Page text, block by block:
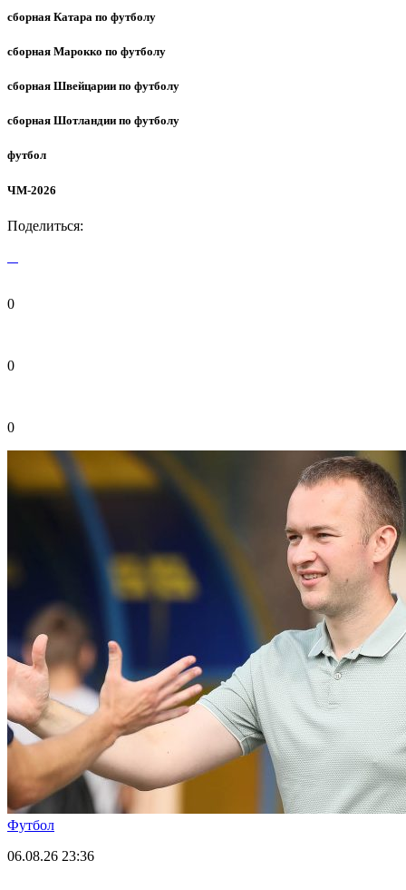
сборная Катара по футболу
сборная Марокко по футболу
сборная Швейцарии по футболу
сборная Шотландии по футболу
футбол
ЧМ-2026
Поделиться:
0
0
0
Футбол
06.08.26 23:36